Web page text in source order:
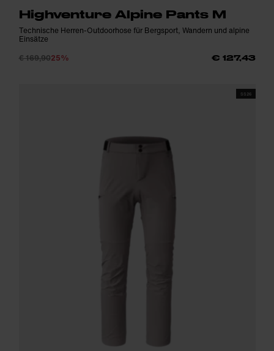
Highventure Alpine Pants M
Technische Herren-Outdoorhose für Bergsport, Wandern und alpine
Einsätze
€ 169,9025% € 127,43
SS26